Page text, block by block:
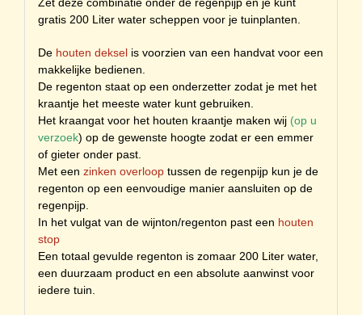
gratis 200 Liter water scheppen voor je tuinplanten.
De houten dekselis voorzien van een handvat voor een
makkelijke bedienen.
De regenton staat op een onderzetter zodat je met het
kraantje het meeste water kunt gebruiken.
Het kraangat voor het houten kraantje maken wij (op u
verzoek) op de gewenste hoogte zodat er een emmer
of gieter onder past.
Met een zinken overlooptussen de regenpijp kun je de
regenton op een eenvoudige manier aansluiten op de
regenpijp.
In het vulgat van de wijnton/regenton past een houten
stop
Een totaal gevulde regenton is zomaar 200 Liter water,
een duurzaam product en een absolute aanwinst voor
iedere tuin.